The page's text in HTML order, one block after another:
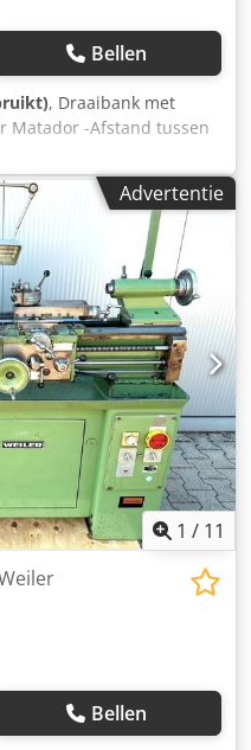
Bellen
, Draaibank met
Matador -Afstand tussen
de centers: 140 mm -
in de lengterichting
van de voorwaartse
tandwielen: 0,018–0,800
-Aandrijving:
15–3.550 omd./min -
-Drie-klauwplaat
-2
centerpunt Afmetingen: L
600 kg Djdpfxjztaz Eo
Advertentie
1 / 11
Bellen